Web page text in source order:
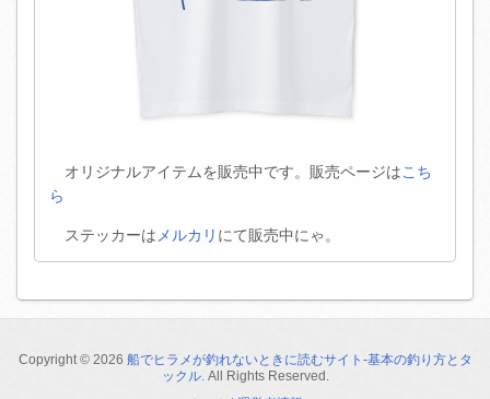
オリジナルアイテムを販売中です。販売ページはこち
ら
ステッカーはメルカリ にて販売中にゃ。
Copyright © 2026 船でヒラメが釣れないときに読むサイト-基本の釣り方とタ
ックル. All Rights Reserved.